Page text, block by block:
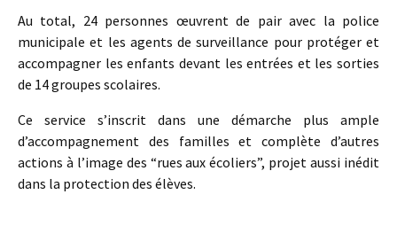
Au total, 24 personnes œuvrent de pair avec la police
municipale et les agents de surveillance pour protéger et
accompagner les enfants devant les entrées et les sorties
de 14 groupes scolaires.
Ce service s’inscrit dans une démarche plus ample
d’accompagnement des familles et complète d’autres
actions à l’image des “rues aux écoliers”, projet aussi inédit
dans la protection des élèves.